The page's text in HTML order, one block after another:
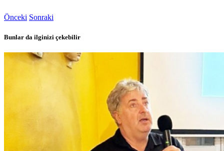
Önceki Sonraki
Bunlar da ilginizi çekebilir